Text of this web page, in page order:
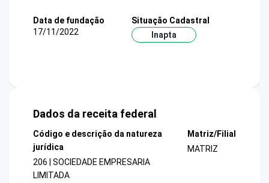
Data de fundação
17/11/2022
Situação Cadastral
Inapta
Dados da receita federal
Código e descrição da natureza
jurídica
206 | SOCIEDADE EMPRESARIA
LIMITADA
Matriz/Filial
MATRIZ